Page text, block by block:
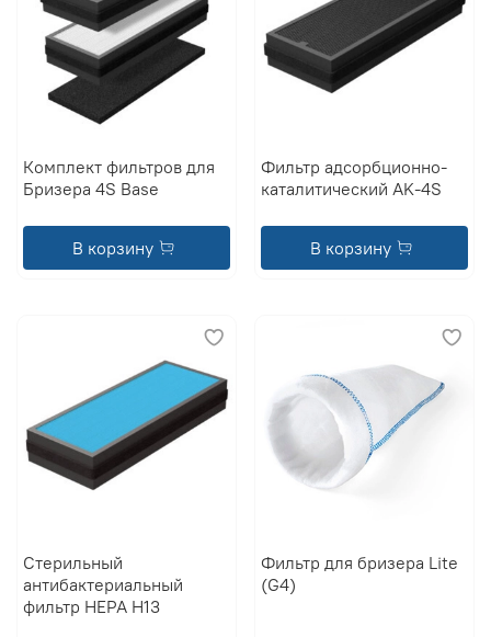
Комплект фильтров для
Бризера 4S Base
В корзину
Фильтр адсорбционно-
каталитический AK-4S
В корзину
Стерильный
антибактериальный
фильтр HEPA H13
Фильтр для бризера Lite
(G4)